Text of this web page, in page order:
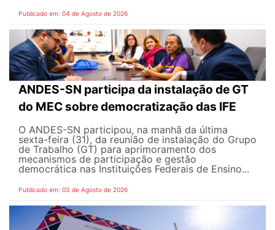
Publicado em: 04 de Agosto de 2026
ANDES-SN participa da instalação de GT
do MEC sobre democratização das IFE
O ANDES-SN participou, na manhã da última
sexta-feira (31), da reunião de instalação do Grupo
de Trabalho (GT) para aprimoramento dos
mecanismos de participação e gestão
democrática nas Instituições Federais de Ensino...
Publicado em: 03 de Agosto de 2026